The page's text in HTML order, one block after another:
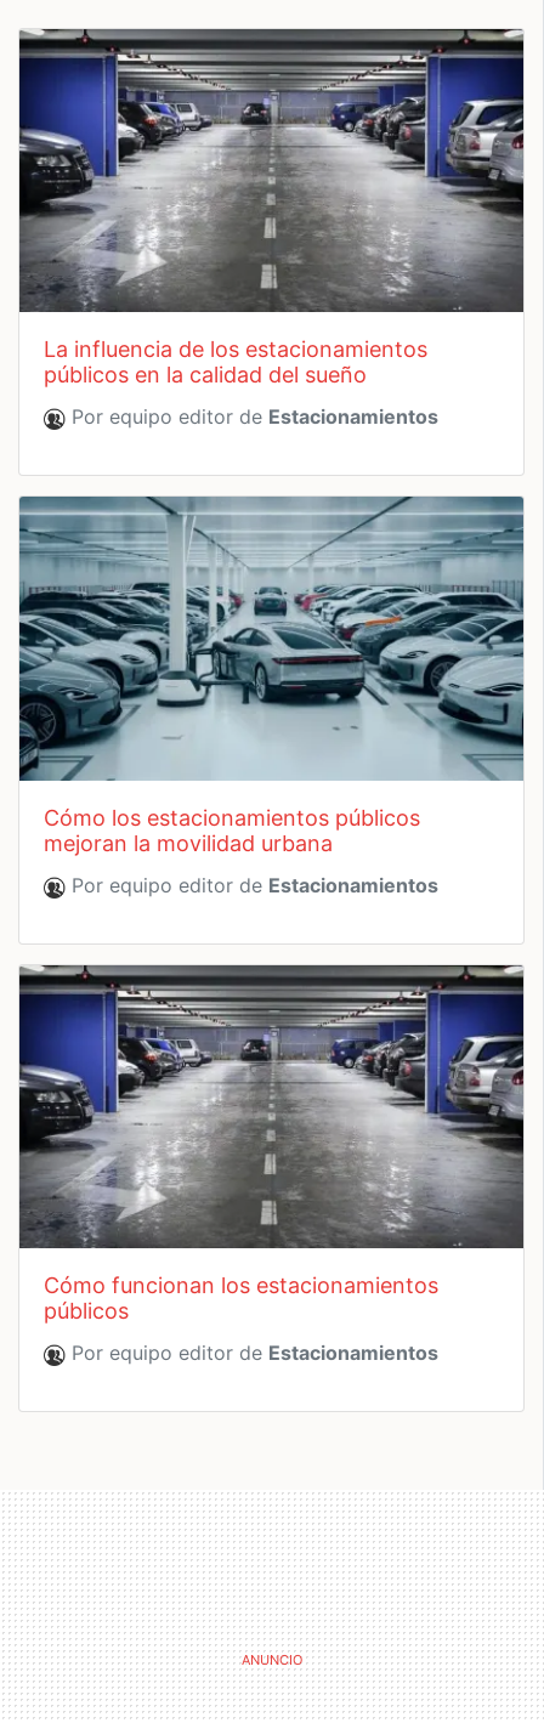
la influencia de los estacionamientos
públicos en la calidad del sueño
Por equipo editor de Estacionamientos
cómo los estacionamientos públicos
mejoran la movilidad urbana
Por equipo editor de Estacionamientos
cómo funcionan los estacionamientos
públicos
Por equipo editor de Estacionamientos